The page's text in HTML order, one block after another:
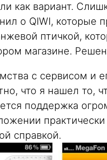
как вариант.
о QIWI, которые
птичкой,
магазине.
с сервисом и
что я нашел то,
поддержка
справкой.